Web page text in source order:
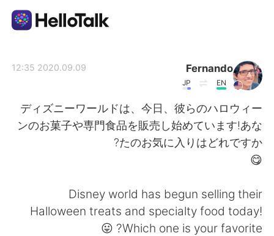
العربية
繁體中文 Español
Fernando
EN
JP
2020.09.09 12:35
ディズニーワールドは、今日、彼らのハロウィー
ンのお菓子や専門食品を販売し始めています!あな
たのお気に入りはどれですか?
😋
Disney world has begun selling their
Halloween treats and specialty food today!
Which one is your favorite? 😛